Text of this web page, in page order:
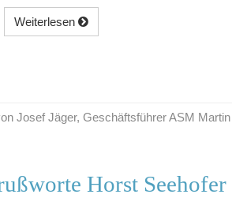
Weiterlesen
Josef Jäger, Geschäftsführer ASM
Horst Seehofer